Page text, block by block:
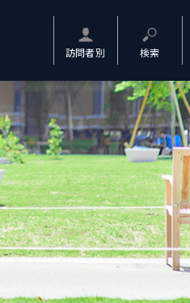
訪問者別 検索